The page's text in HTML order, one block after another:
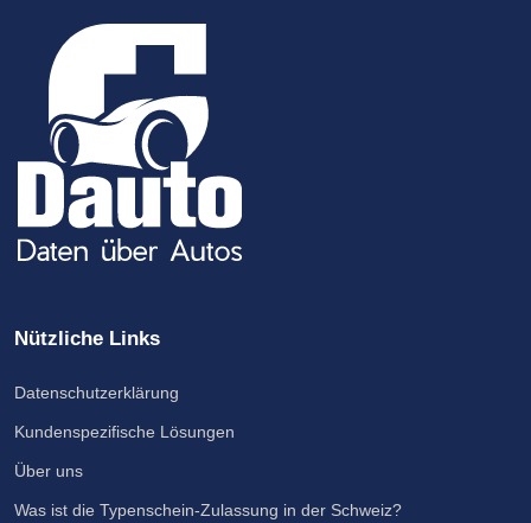
Nützliche Links
Datenschutzerklärung
Kundenspezifische Lösungen
Über uns
Was ist die Typenschein-Zulassung in der Schweiz?